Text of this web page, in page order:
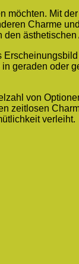
Mit
Charme
geraden oder
von
zeitlosen
verleiht.